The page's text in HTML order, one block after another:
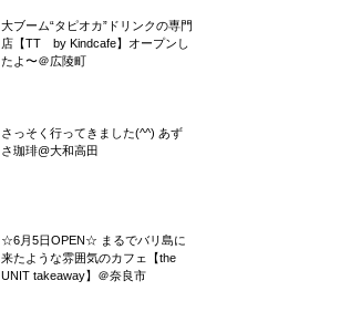
大ブーム“タピオカ”ドリンクの専門
店【TT by Kindcafe】オープンし
たよ〜＠広陵町
さっそく行ってきました(^^) あず
さ珈琲@大和高田
☆6月5日OPEN☆ まるでバリ島に
来たような雰囲気のカフェ【the
UNIT takeaway】＠奈良市